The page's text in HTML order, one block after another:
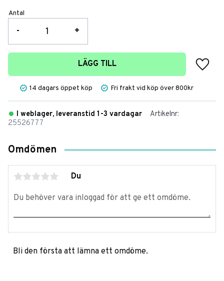
Antal
+
-
LÄGG TILL
Lägg
14 dagars öppet köp Fri frakt vid köp över 800kr
I weblager, leveranstid 1-3 vardagar
Artikelnr
25526777
Omdömen
Du
Bli den första att lämna ett omdöme.